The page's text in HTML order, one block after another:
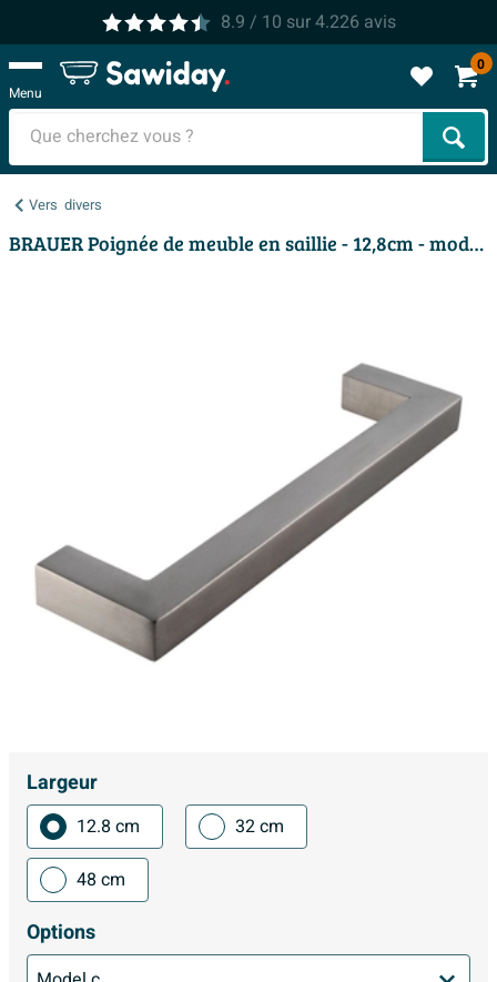
8.9 / 10 sur4.226 avis
Menu
0
Vers divers
BRAUER Poignée de meuble en saillie - 12,8cm - modèle C - matériau inox - aluminium
Largeur
12.8 cm
32 cm
48 cm
Options